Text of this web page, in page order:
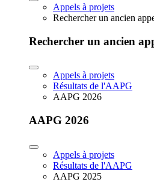
Appels à projets
Rechercher un ancien
Rechercher un ancien
Appels à projets
Résultats de l'AAPG
AAPG 2026
AAPG 2026
Appels à projets
Résultats de l'AAPG
AAPG 2025